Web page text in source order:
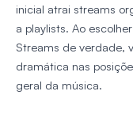
inicial atrai streams
a playlists. Ao
Streams de verdade,
dramática nas
geral da música.